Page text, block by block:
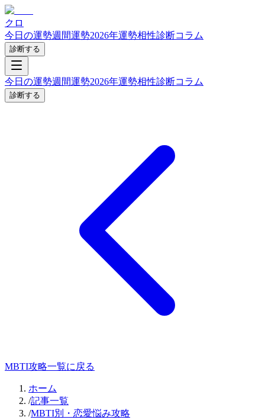
クロ
今日の運勢週間運勢2026年運勢相性診断コラム
診断する
今日の運勢週間運勢2026年運勢相性診断コラム
診断する
MBTI攻略一覧に戻る
ホーム
/記事一覧
/MBTI別・恋愛悩み攻略